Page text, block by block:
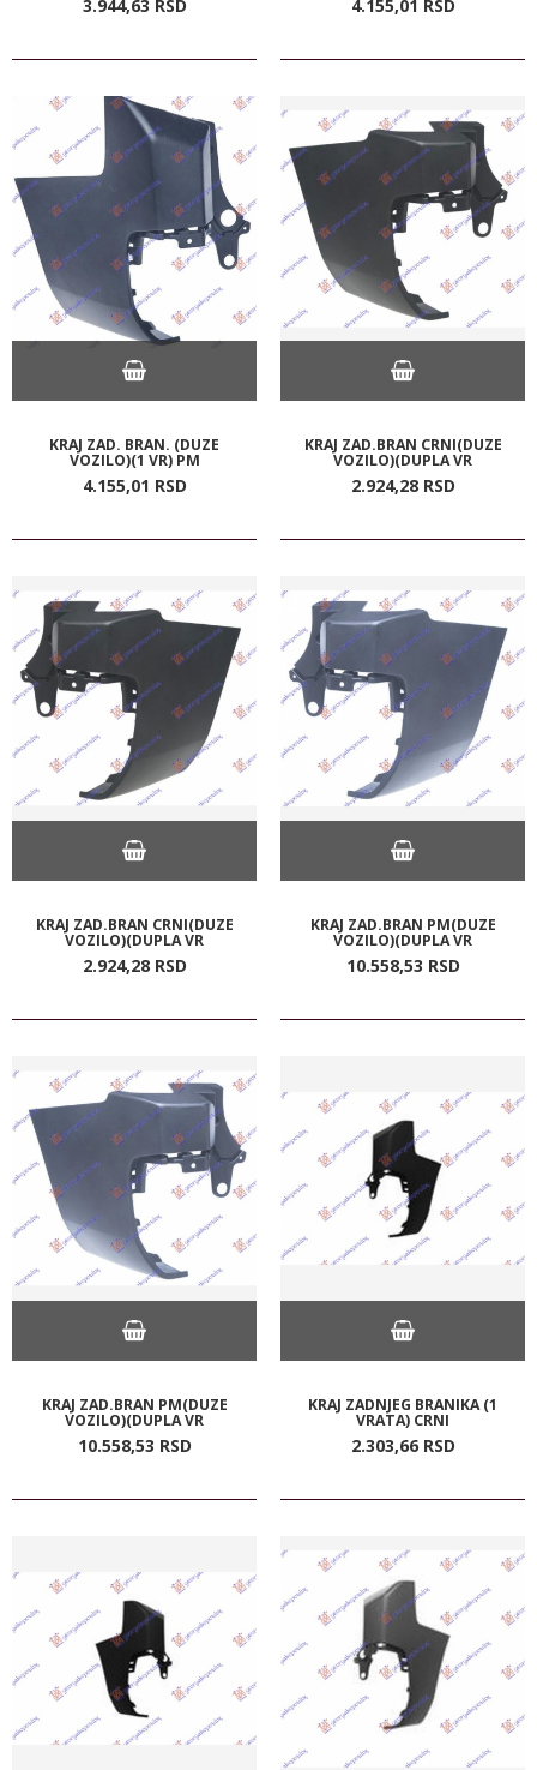
3.944,63 RSD 4.155,01 RSD
KRAJ ZAD. BRAN. (DUZE
VOZILO)(1 VR) PM
4.155,01 RSD
KRAJ ZAD.BRAN CRNI(DUZE
VOZILO)(DUPLA VR
2.924,28 RSD
KRAJ ZAD.BRAN CRNI(DUZE
VOZILO)(DUPLA VR
2.924,28 RSD
KRAJ ZAD.BRAN PM(DUZE
VOZILO)(DUPLA VR
10.558,53 RSD
KRAJ ZAD.BRAN PM(DUZE
VOZILO)(DUPLA VR
10.558,53 RSD
KRAJ ZADNJEG BRANIKA (1
VRATA) CRNI
2.303,66 RSD